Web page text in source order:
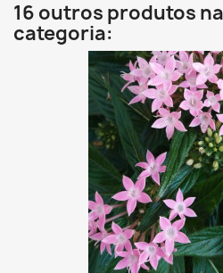
16 outros produtos
categoria: